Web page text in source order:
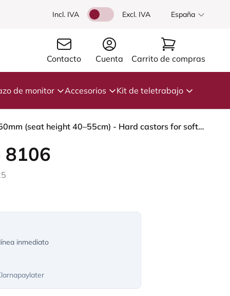
Incl. IVA Excl. IVA España
Contacto Cuenta Carrito de compras
de monitor Accesorios Kit de teletrabajo
HÅG Capisco 8106 - Cura Loop (Gabriel) - Poliéster reciclados - CLP61168 Beige-grey - Silver - 150mm (seat height 40–55cm) - Hard castors for soft floors
8106
inmediato